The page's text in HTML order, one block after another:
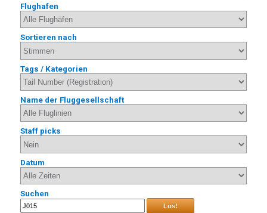
Flughafen
Sortieren nach
Tags / Kategorien
Name der Fluggesellschaft
Staff picks
Datum
Suchen
Los!